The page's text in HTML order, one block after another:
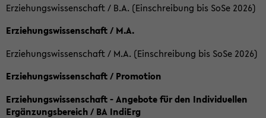
Erziehungswissenschaft / B.A. (Einschreibung bis SoSe 2026)
Erziehungswissenschaft / M.A.
Erziehungswissenschaft / M.A. (Einschreibung bis SoSe 2026)
Erziehungswissenschaft / Promotion
Erziehungswissenschaft - Angebote für den Individuellen
Ergänzungsbereich / BA IndiErg